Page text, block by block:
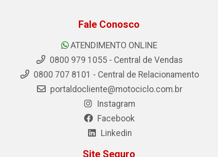
Fale Conosco
ATENDIMENTO ONLINE
0800 979 1055 - Central de Vendas
0800 707 8101 - Central de Relacionamento
portaldocliente@motociclo.com.br
Instagram
Facebook
Linkedin
Site Seguro